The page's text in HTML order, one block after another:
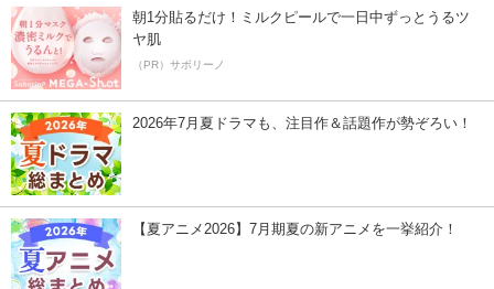
朝1分貼るだけ！ミルクピールで一日中ずっとうるツ
ヤ肌
（PR）サボリーノ
2026年7月夏ドラマも、注目作＆話題作が勢ぞろい！
【夏アニメ2026】7月期夏の新アニメを一挙紹介！